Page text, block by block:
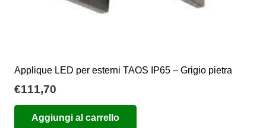
Applique LED per esterni TAOS IP65 – Grigio pietra
€111,70
Aggiungi al carrello